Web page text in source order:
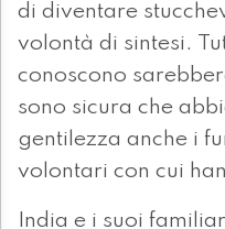
di diventare
volontà di sintesi.
conoscono
sono sicura che
gentilezza anche i
volontari con cui
India e i suoi